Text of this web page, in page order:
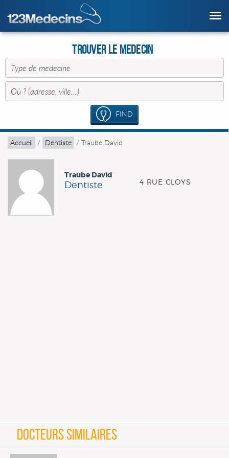
Trouver le Medecin
FIND
Accueil / Dentiste / Traube David
Traube David
Dentiste 4 RUE CLOYS
DOCTEURS SIMILAIRES